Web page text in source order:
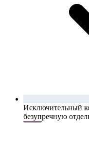
Исключительный
безупречную